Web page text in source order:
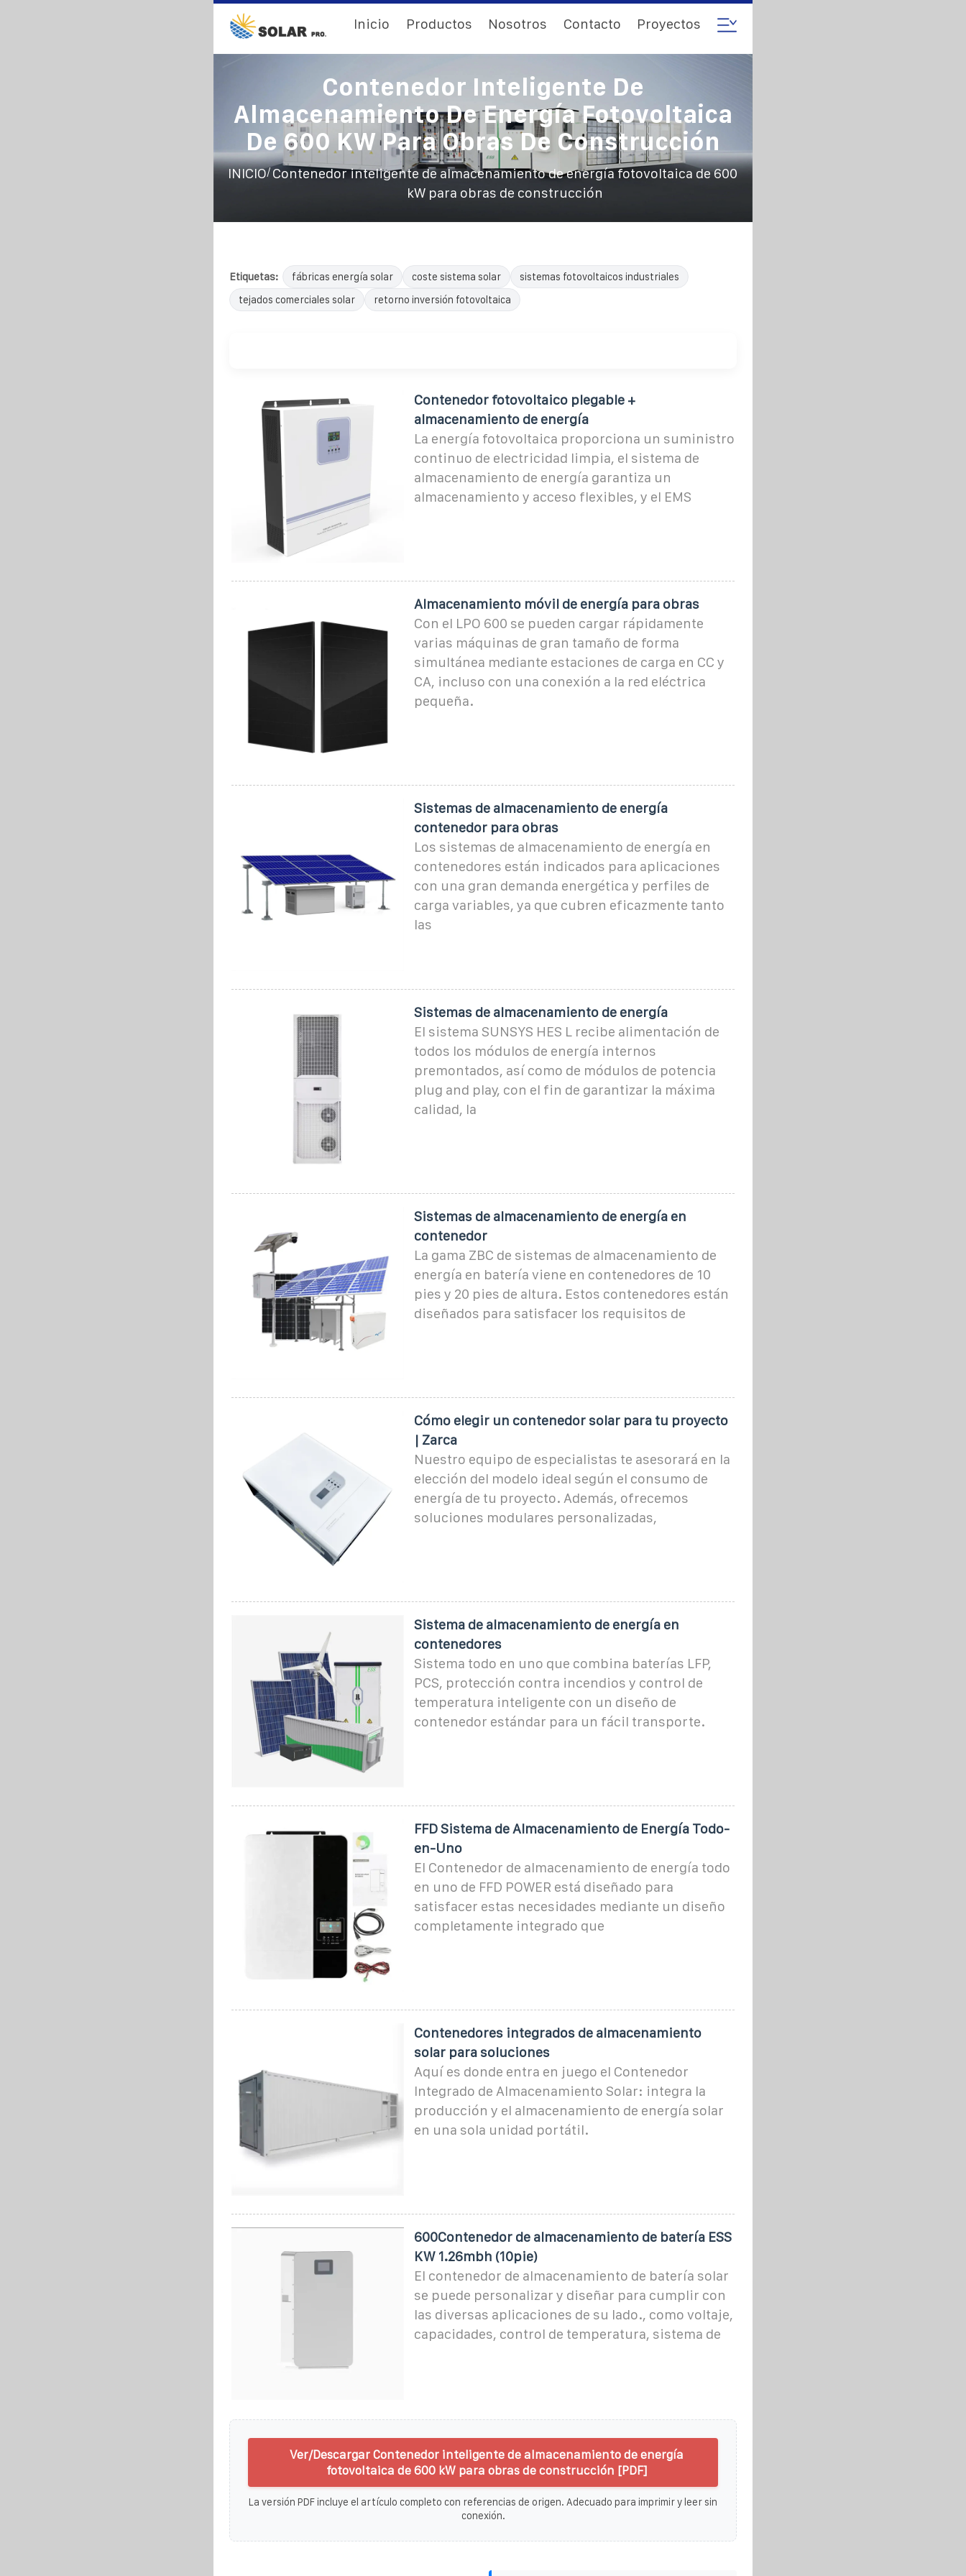
Inicio Productos Nosotros Contacto Proyectos
Contenedor Inteligente De
Almacenamiento De Energía Fotovoltaica
De 600 KW Para Obras De Construcción
INICIO/ Contenedor inteligente de almacenamiento de energía fotovoltaica de 600
kW para obras de construcción
Etiquetas: fábricas energía solar coste sistema solar
sistemas fotovoltaicos industriales
tejados comerciales solar
retorno inversión fotovoltaica
Contenedor fotovoltaico plegable +
almacenamiento de energía
La energía fotovoltaica proporciona un suministro
continuo de electricidad limpia, el sistema de
almacenamiento de energía garantiza un
almacenamiento y acceso flexibles, y el EMS
Almacenamiento móvil de energía para obras
Con el LPO 600 se pueden cargar rápidamente
varias máquinas de gran tamaño de forma
simultánea mediante estaciones de carga en CC y
CA, incluso con una conexión a la red eléctrica
pequeña.
Sistemas de almacenamiento de energía
contenedor para obras
Los sistemas de almacenamiento de energía en
contenedores están indicados para aplicaciones
con una gran demanda energética y perfiles de
carga variables, ya que cubren eficazmente tanto
las
Sistemas de almacenamiento de energía
El sistema SUNSYS HES L recibe alimentación de
todos los módulos de energía internos
premontados, así como de módulos de potencia
plug and play, con el fin de garantizar la máxima
calidad, la
Sistemas de almacenamiento de energía en
contenedor
La gama ZBC de sistemas de almacenamiento de
energía en batería viene en contenedores de 10
pies y 20 pies de altura. Estos contenedores están
diseñados para satisfacer los requisitos de
Cómo elegir un contenedor solar para tu proyecto
| Zarca
Nuestro equipo de especialistas te asesorará en la
elección del modelo ideal según el consumo de
energía de tu proyecto. Además, ofrecemos
soluciones modulares personalizadas,
Sistema de almacenamiento de energía en
contenedores
Sistema todo en uno que combina baterías LFP,
PCS, protección contra incendios y control de
temperatura inteligente con un diseño de
contenedor estándar para un fácil transporte.
FFD Sistema de Almacenamiento de Energía Todo-
en-Uno
El Contenedor de almacenamiento de energía todo
en uno de FFD POWER está diseñado para
satisfacer estas necesidades mediante un diseño
completamente integrado que
Contenedores integrados de almacenamiento
solar para soluciones
Aquí es donde entra en juego el Contenedor
Integrado de Almacenamiento Solar: integra la
producción y el almacenamiento de energía solar
en una sola unidad portátil.
600Contenedor de almacenamiento de batería ESS
KW 1.26mbh (10pie)
El contenedor de almacenamiento de batería solar
se puede personalizar y diseñar para cumplir con
las diversas aplicaciones de su lado., como voltaje,
capacidades, control de temperatura, sistema de
Ver/Descargar Contenedor inteligente de almacenamiento de energía
fotovoltaica de 600 kW para obras de construcción [PDF]
La versión PDF incluye el artículo completo con referencias de origen. Adecuado para imprimir y leer sin
conexión.